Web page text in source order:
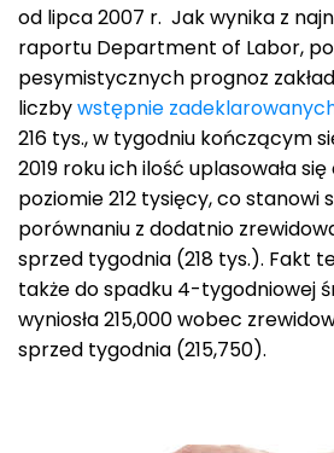
od lipca 2007 r. Jak wynika z
raportu Department of Labor,
pesymistycznych prognoz
liczbywstępnie
216 tys., w tygodniu kończącym
2019 roku ich ilość uplasowała
poziomie 212 tysięcy, co stanowi
porównaniu z dodatnio
sprzed tygodnia (218 tys.). Fakt
także do spadku 4-tygodniowej
wyniosła 215,000 wobec
sprzed tygodnia (215,750).